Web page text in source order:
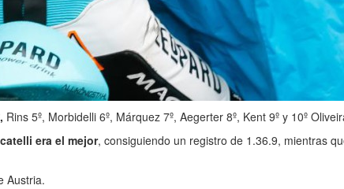
Rins 5º, Morbidelli 6º, Márquez 7º, Aegerter 8º, Kent 9º y 10º
era el mejor, consiguiendo un registro de 1.36.9, mientras
Austria.